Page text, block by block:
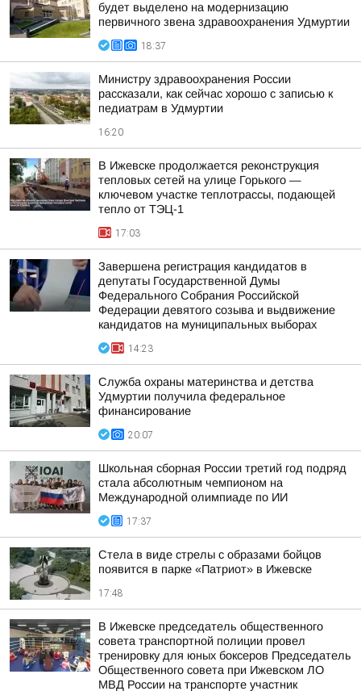
будет выделено на модернизацию
первичного звена здравоохранения Удмуртии
18:37
Министру здравоохранения России
рассказали, как сейчас хорошо с записью к
педиатрам в Удмуртии
16:20
В Ижевске продолжается реконструкция
тепловых сетей на улице Горького —
ключевом участке теплотрассы, подающей
тепло от ТЭЦ-1
17:03
Завершена регистрация кандидатов в
депутаты Государственной Думы
Федерального Собрания Российской
Федерации девятого созыва и выдвижение
кандидатов на муниципальных выборах
14:23
Служба охраны материнства и детства
Удмуртии получила федеральное
финансирование
20:07
Школьная сборная России третий год подряд
стала абсолютным чемпионом на
Международной олимпиаде по ИИ
17:37
Стела в виде стрелы с образами бойцов
появится в парке «Патриот» в Ижевске
17:48
В Ижевске председатель общественного
совета транспортной полиции провел
тренировку для юных боксеров Председатель
Общественного совета при Ижевском ЛО
МВД России на транспорте участник